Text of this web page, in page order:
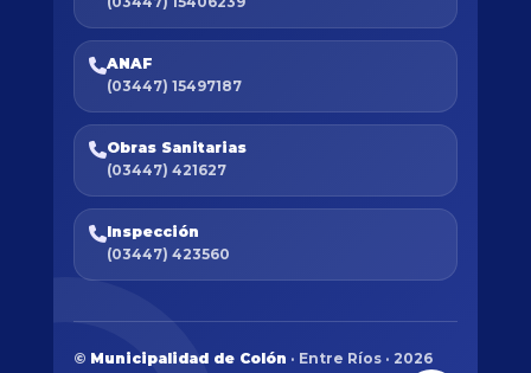
ANAF
(03447) 15497187
Obras Sanitarias
(03447) 421627
Inspección
(03447) 423560
© Municipalidad de Colón · Entre Ríos · 2026